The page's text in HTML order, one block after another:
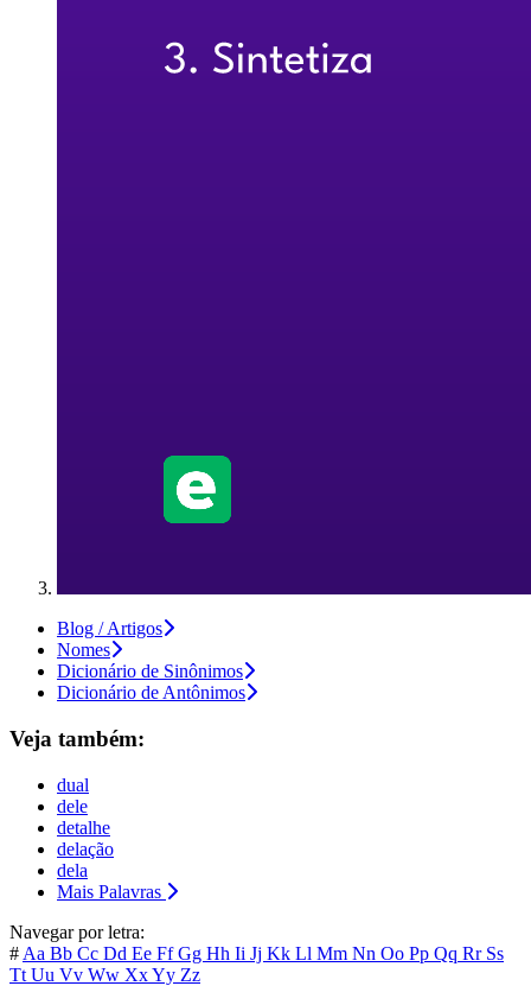
Blog / Artigos
Nomes
Dicionário de Sinônimos
Dicionário de Antônimos
Veja também:
dual
dele
detalhe
delação
dela
Mais Palavras
Navegar por letra:
# Aa Bb Cc Dd Ee FfGg Hh Ii Jj Kk Ll Mm Nn Oo Pp Qq Rr Ss
Tt Uu Vv Ww XxYy Zz